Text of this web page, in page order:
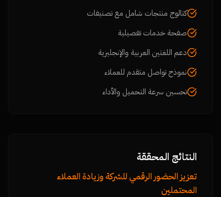
كتالوج منتجات شامل مع تصنيفات
صفحة خدمات تفصيلية
دعم اللغتين العربية والإنجليزية
نموذج تواصل متقدم للعملاء
تحسين سرعة التحميل والأداء
النتائج المحققة
تعزيز الحضور الرقمي للشركة وزيادة العملاء
المحتملين